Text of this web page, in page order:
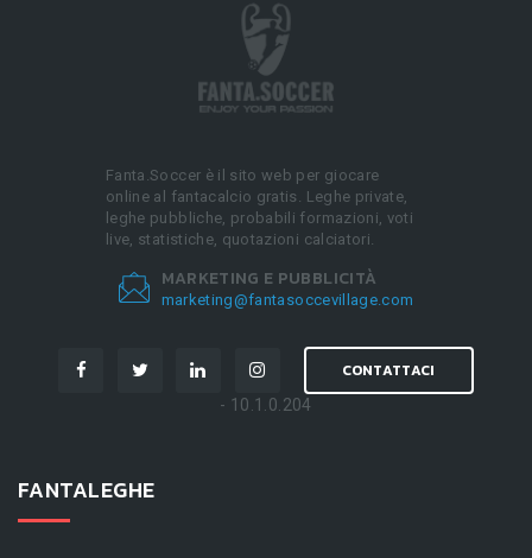
Fanta.Soccer è il sito web per giocare
online al fantacalcio gratis. Leghe private,
leghe pubbliche, probabili formazioni, voti
live, statistiche, quotazioni calciatori.
MARKETING E PUBBLICITÀ
marketing@fantasoccevillage.com
CONTATTACI
- 10.1.0.204
FANTALEGHE